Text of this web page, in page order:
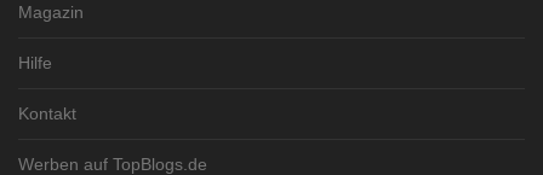
Magazin
Hilfe
Kontakt
Werben auf TopBlogs.de